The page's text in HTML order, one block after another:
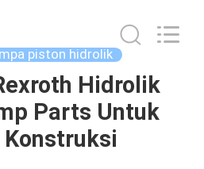
piston hidrolik
Hidrolik
Parts Untuk
Konstruksi